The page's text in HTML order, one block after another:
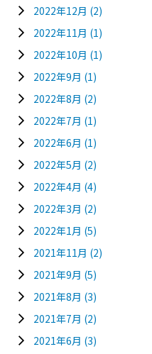
2022年12月 (2)
2022年11月 (1)
2022年10月 (1)
2022年9月 (1)
2022年8月 (2)
2022年7月 (1)
2022年6月 (1)
2022年5月 (2)
2022年4月 (4)
2022年3月 (2)
2022年1月 (5)
2021年11月 (2)
2021年9月 (5)
2021年8月 (3)
2021年7月 (2)
2021年6月 (3)